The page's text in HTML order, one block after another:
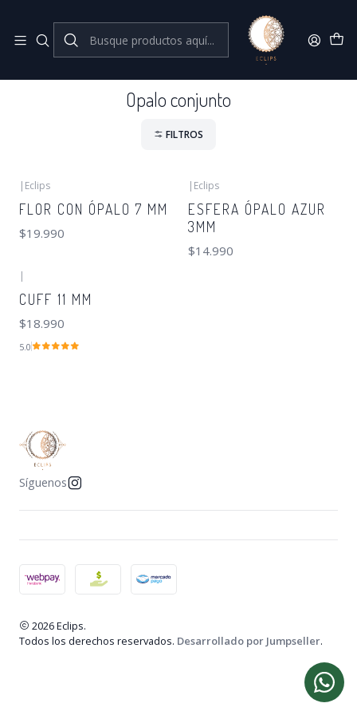
Inicio Opalo conjunto
Opalo conjunto
FILTROS
| Eclips
FLOR CON ÓPALO 7 MM
$19.990
| Eclips
ESFERA ÓPALO AZUR
3MM
$14.990
|
CUFF 11 MM
$18.990
5.0
Síguenos
2026 Eclips.
Todos los derechos reservados. Desarrollado por Jumpseller.